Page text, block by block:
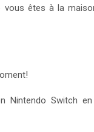
êtes à la
Nintendo Switch